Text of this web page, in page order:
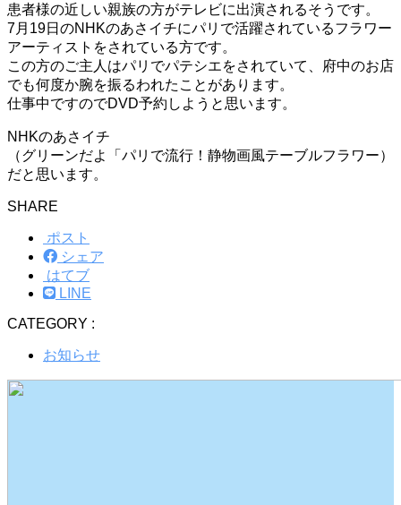
患者様の近しい親族の方がテレビに出演されるそうです。
7月19日のNHKのあさイチにパリで活躍されているフラワー
アーティストをされている方です。
この方のご主人はパリでパテシエをされていて、府中のお店
でも何度か腕を振るわれたことがあります。
仕事中ですのでDVD予約しようと思います。
NHKのあさイチ
（グリーンだよ「パリで流行！静物画風テーブルフラワー）
だと思います。
SHARE
ポスト
シェア
はてブ
LINE
CATEGORY :
お知らせ